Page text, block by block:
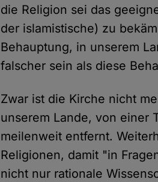
die Religion sei das
der islamistische) zu
Behauptung, in unserem
falscher sein als diese
Zwar ist die Kirche nicht
unserem Lande, von einer
meilenweit entfernt.
Religionen, damit "in
nicht nur rationale